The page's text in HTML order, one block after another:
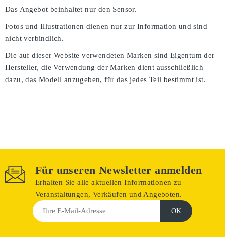
Das Angebot beinhaltet nur den Sensor.
Fotos und Illustrationen dienen nur zur Information und sind
nicht verbindlich.
Die auf dieser Website verwendeten Marken sind Eigentum der
Hersteller, die Verwendung der Marken dient ausschließlich
dazu, das Modell anzugeben, für das jedes Teil bestimmt ist.
Für unseren Newsletter anmelden
Erhalten Sie alle aktuellen Informationen zu
Veranstaltungen, Verkäufen und Angeboten.